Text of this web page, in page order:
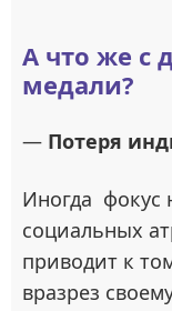
А что же с
медали?
— Потеря
Иногда фокус
социальных
приводит к
вразрез